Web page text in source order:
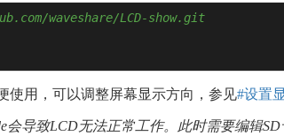
waveshare/LCD-show.git
使用，可以调整屏幕显示方向，参见#设置
会导致LCD无法正常工作。此时需要编辑